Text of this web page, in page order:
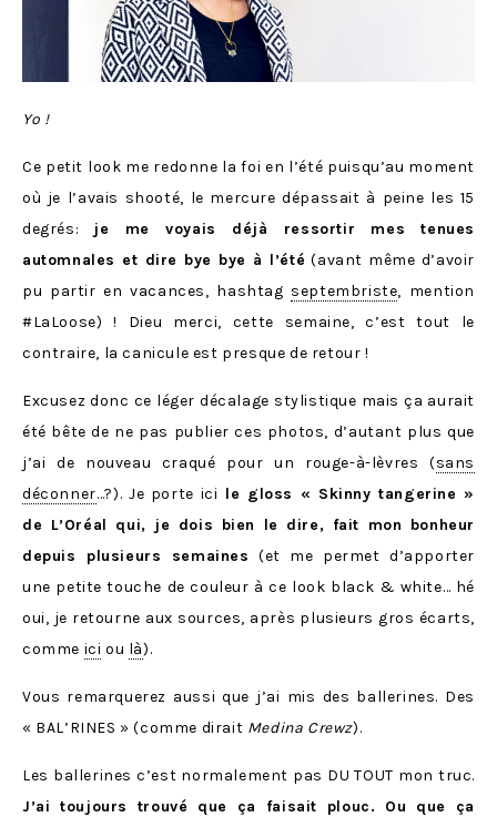
Yo !
Ce petit look me redonne la foi en l’été puisqu’au moment
où je l’avais shooté, le mercure dépassait à peine les 15
degrés: je me voyais déjà ressortir mes tenues
automnales et dire bye bye à l’été (avant même d’avoir
pu partir en vacances, hashtag septembriste, mention
#LaLoose) ! Dieu merci, cette semaine, c’est tout le
contraire, la canicule est presque de retour !
Excusez donc ce léger décalage stylistique mais ça aurait
été bête de ne pas publier ces photos, d’autant plus que
j’ai de nouveau craqué pour un rouge-à-lèvres (sans
déconner…?). Je porte ici le gloss « Skinny tangerine »
de L’Oréal qui, je dois bien le dire, fait mon bonheur
depuis plusieurs semaines (et me permet d’apporter
une petite touche de couleur à ce look black & white… hé
oui, je retourne aux sources, après plusieurs gros écarts,
comme ici ou là).
Vous remarquerez aussi que j’ai mis des ballerines. Des
« BAL’RINES » (comme dirait Medina Crewz).
Les ballerines c’est normalement pas DU TOUT mon truc.
J’ai toujours trouvé que ça faisait plouc. Ou que ça